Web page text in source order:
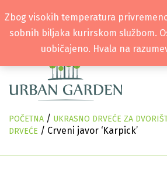
POČETNA / UKRASNO DRVEĆE ZA
DRVEĆE / Crveni javor ‘Karpick’
Zbog visokih temperatura
sobnih biljaka kurirskom službom.
uobičajeno. Hvala na